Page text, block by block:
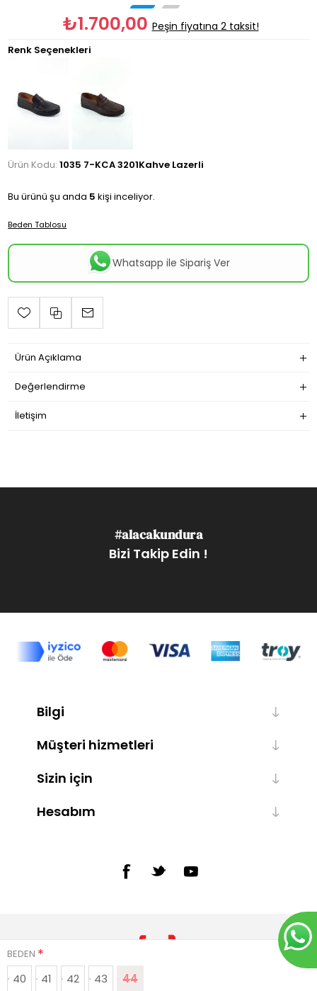
₺1.700,00 Peşin fiyatına 2 taksit!
Renk Seçenekleri
Ürün Kodu: 1035 7-KCA 3201Kahve Lazerli
BEDEN *
40 41 42 43 44
Bu ürünü şu anda 5 kişi inceliyor.
Beden Tablosu
Whatsapp ile Sipariş Ver
Ürün Açıklama
Değerlendirme
İletişim
#alacakundura
Bizi Takip Edin !
Bilgi
Müşteri hizmetleri
Sizin için
Hesabım